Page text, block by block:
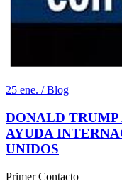
25 ene. / Blog
DONALD TRUMP
AYUDA
UNIDOS
Primer Contacto